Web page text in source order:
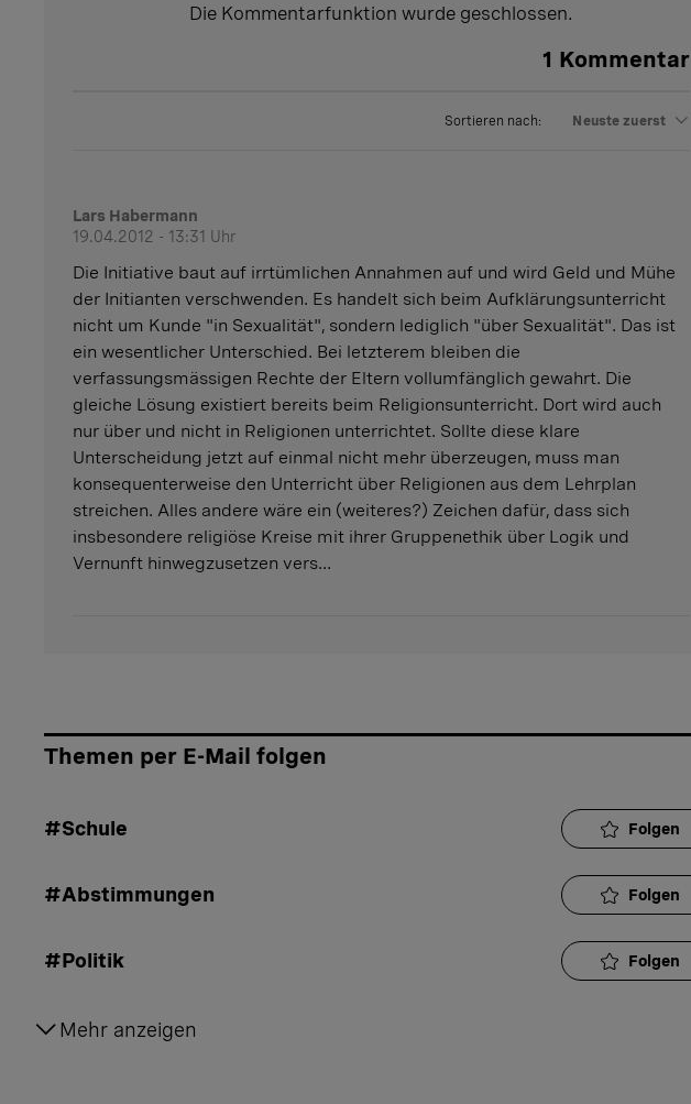
Die Kommentarfunktion wurde geschlossen.
1 Kommentar
Sortieren nach: Neuste zuerst
Lars Habermann
19.04.2012 - 13:31 Uhr
Die Initiative baut auf irrtümlichen Annahmen auf und wird Geld und Mühe
der Initianten verschwenden. Es handelt sich beim Aufklärungsunterricht
nicht um Kunde "in Sexualität", sondern lediglich "über Sexualität". Das ist
ein wesentlicher Unterschied. Bei letzterem bleiben die
verfassungsmässigen Rechte der Eltern vollumfänglich gewahrt. Die
gleiche Lösung existiert bereits beim Religionsunterricht. Dort wird auch
nur über und nicht in Religionen unterrichtet. Sollte diese klare
Unterscheidung jetzt auf einmal nicht mehr überzeugen, muss man
konsequenterweise den Unterricht über Religionen aus dem Lehrplan
streichen. Alles andere wäre ein (weiteres?) Zeichen dafür, dass sich
insbesondere religiöse Kreise mit ihrer Gruppenethik über Logik und
Vernunft hinwegzusetzen vers...
Themen per E-Mail folgen
#Schule Folgen
#Abstimmungen Folgen
#Politik Folgen
Mehr anzeigen
#Gesetze